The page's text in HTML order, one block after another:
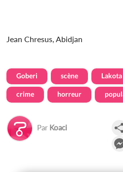
Jean Chresus, Abidjan
Goberi scène Lakota
crime horreur
Par Koaci